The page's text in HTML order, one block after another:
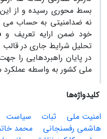
بسط محوری رسیده و از
نه ضدامنیتی به حساب می
خود ضمن ارایه تعریف و
تحلیل شرایط جاری در
در پایان راهبردهایی را
ملی کشور به واسطه
کلیدواژه‌ها
امنیت ملی
ثبات سیاست
هاشمی رفسنجانی
محمد